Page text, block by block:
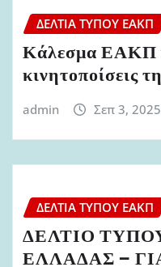
ΔΕΛΤΊΑ ΤΎΠΟΥ ΕΑΚΠ
Κάλεσμα ΕΑΚΠ
κινητοποίσεις
admin Σεπ 3, 2025
ΔΕΛΤΊΑ ΤΎΠΟΥ ΕΑΚΠ
ΔΕΛΤΙΟ
ΕΛΛΑΔΑΣ –